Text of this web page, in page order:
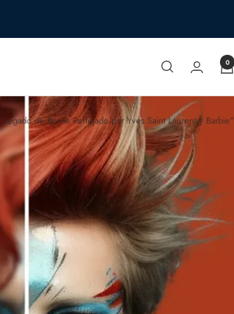
0
de Bowie Reflejado por Yves Saint Laurent y Barbie"